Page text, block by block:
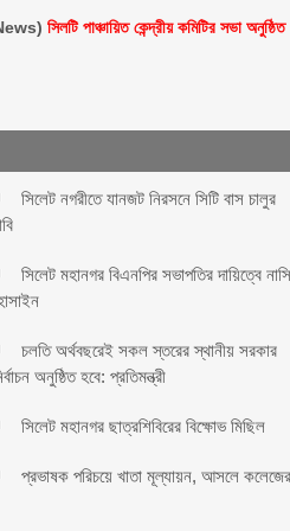
সিলটি পাঞ্চায়িত কেন্দ্রীয় কমিটির সভা অনুষ্ঠিত
সিলেট নগরীতে যানজট নিরসনে সিটি বাস চালুর
সিলেট মহানগর বিএনপির সভাপতির দায়িত্বে
চলতি অর্থবছরেই সকল স্তরের স্থানীয় সরকার
অনুষ্ঠিত হবে: প্রতিমন্ত্রী
সিলেট মহানগর ছাত্রশিবিরের বিক্ষোভ মিছিল
প্রভাষক পরিচয়ে খাতা মূল্যায়ন, আসলে কলেজের